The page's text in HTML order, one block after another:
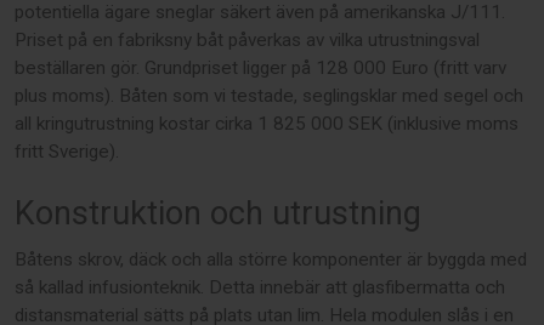
potentiella ägare sneglar säkert även på amerikanska J/111.
Priset på en fabriksny båt påverkas av vilka utrustningsval
beställaren gör. Grundpriset ligger på 128 000 Euro (fritt varv
plus moms). Båten som vi testade, seglingsklar med segel och
all kringutrustning kostar cirka 1 825 000 SEK (inklusive moms
fritt Sverige).
Konstruktion och utrustning
Båtens skrov, däck och alla större komponenter är byggda med
så kallad infusionteknik. Detta innebär att glasfibermatta och
distansmaterial sätts på plats utan lim. Hela modulen slås i en